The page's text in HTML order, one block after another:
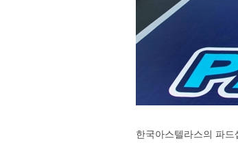
한국아스텔라스의 파드